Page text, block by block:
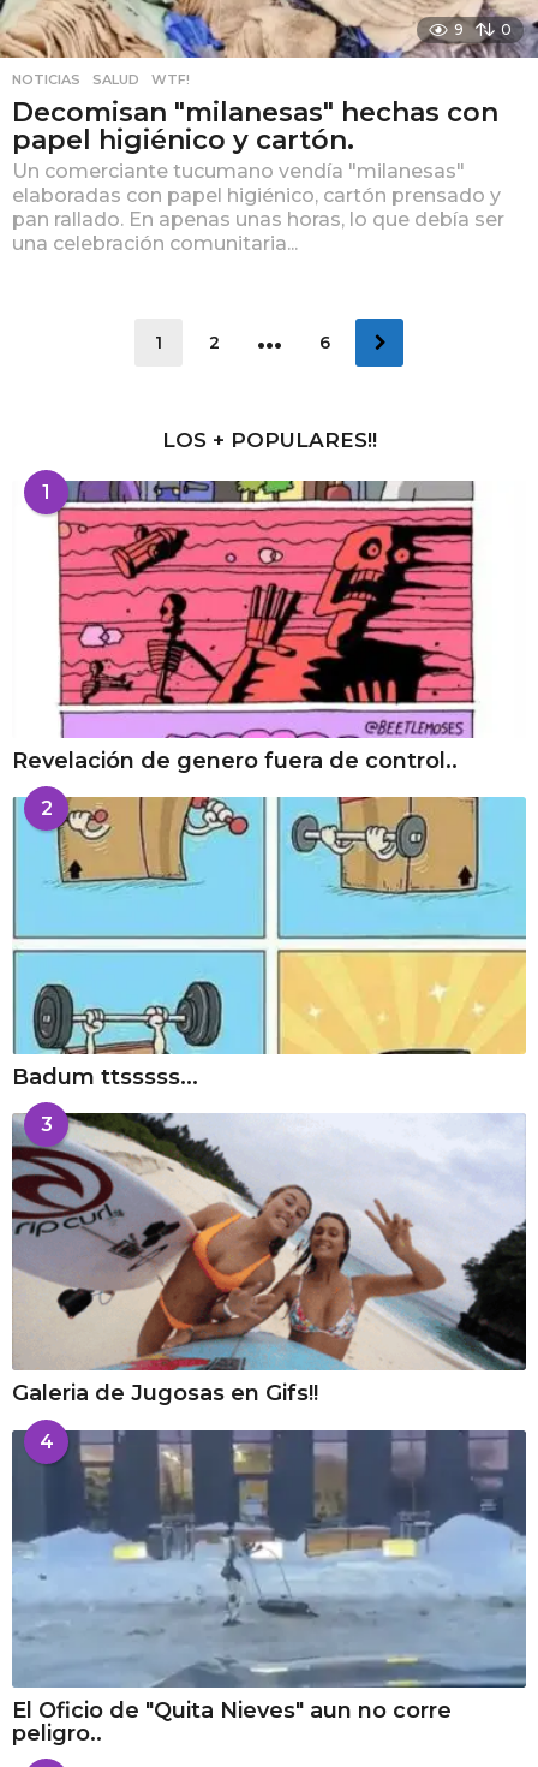
9 0
NOTICIAS ,SALUD ,WTF!
Decomisan "milanesas" hechas con
papel higiénico y cartón.
Un comerciante tucumano vendía "milanesas"
elaboradas con papel higiénico, cartón prensado y
pan rallado. En apenas unas horas, lo que debía ser
una celebración comunitaria...
1 2 … 6
LOS + POPULARES!!
1
Revelación de genero fuera de control..
2
Badum ttsssss...
3
Galeria de Jugosas en Gifs!!
4
El Oficio de "Quita Nieves" aun no corre
peligro..